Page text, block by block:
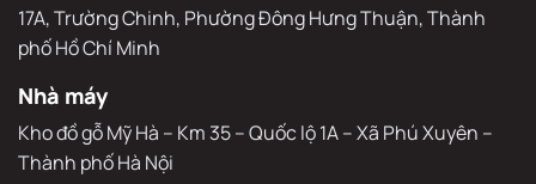
17A, Trường Chinh, Phường Đông Hưng Thuận, Thành
phố Hồ Chí Minh
Nhà máy
Kho đồ gỗ Mỹ Hà – Km 35 – Quốc lộ 1A – Xã Phú Xuyên –
Thành phố Hà Nội